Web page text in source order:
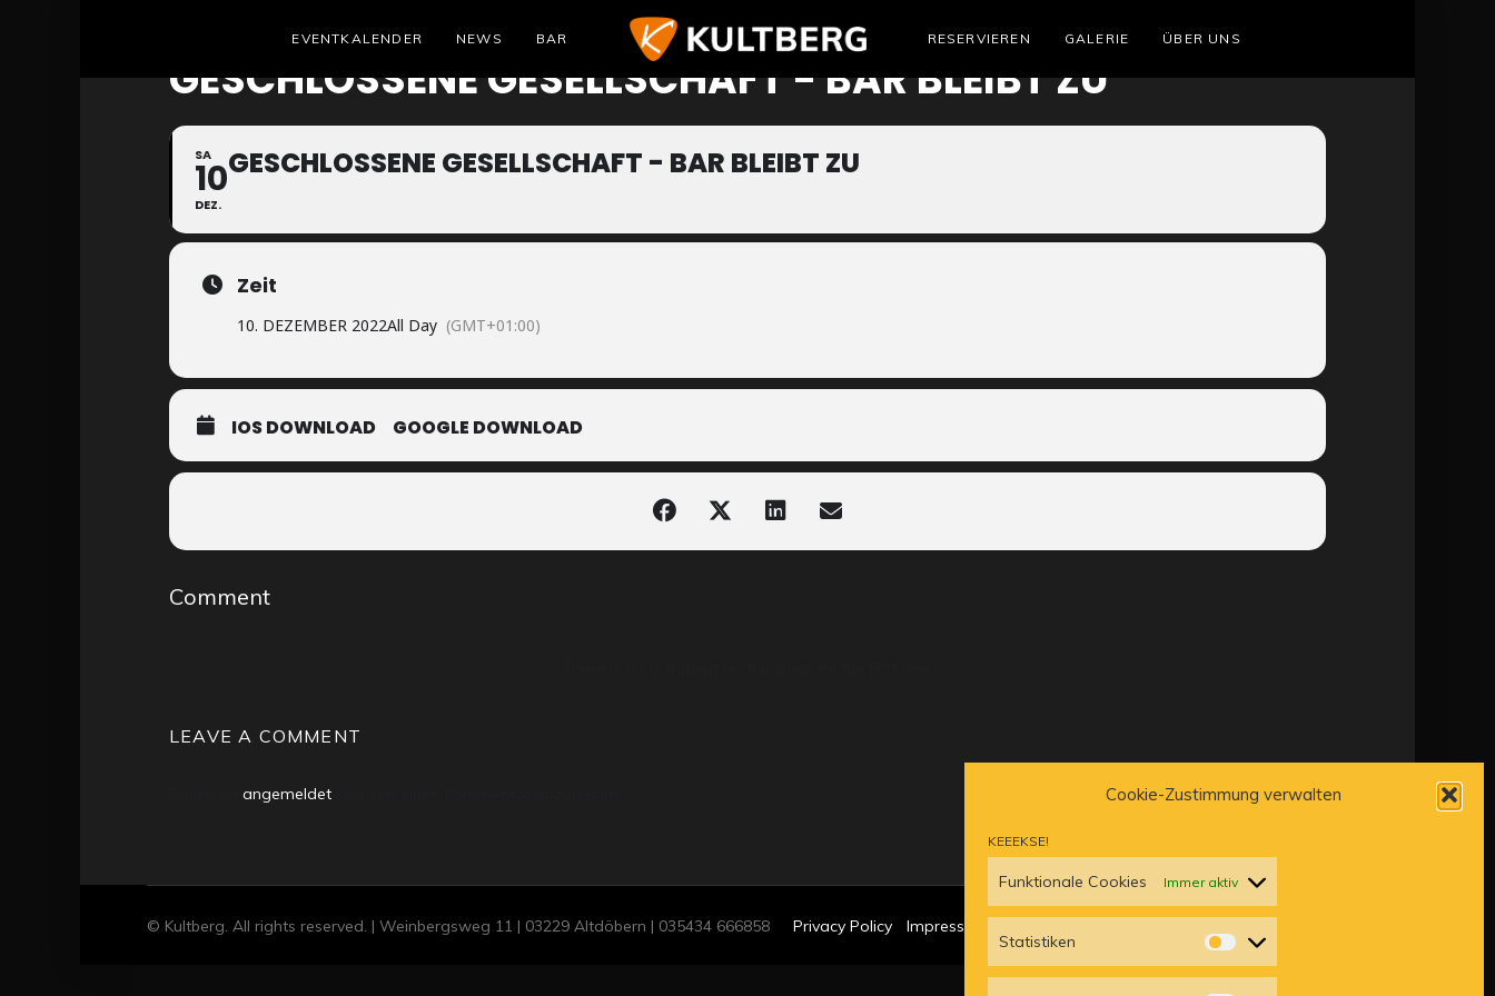
Cookie-Zustimmung verwalten
KEEEKSE!
Funktionale Cookies Immer aktiv
Statistiken STATISTIKEN
EVENTKALENDER NEWS BAR RESERVIEREN GALERIE ÜBER UNS
GESCHLOSSENE GESELLSCHAFT - BAR BLEIBT ZU
SA
10
DEZ.
GESCHLOSSENE GESELLSCHAFT - BAR BLEIBT ZU
Zeit
10. DEZEMBER 2022All Day (GMT+01:00)
IOS DOWNLOAD GOOGLE DOWNLOAD
Comment
LEAVE A COMMENT
angemeldet
© Kultberg. All rights reserved. | Weinbergsweg 11 | 03229 Altdöbern | 035434 666858 Privacy Policy Impressum